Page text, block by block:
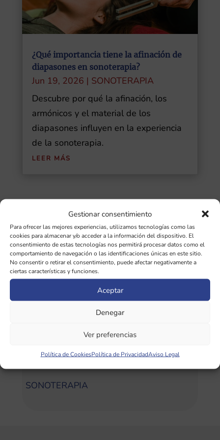
Gestionar consentimiento
Para ofrecer las mejores experiencias, utilizamos tecnologías como las
cookies para almacenar y/o acceder a la información del dispositivo. El
consentimiento de estas tecnologías nos permitirá procesar datos como el
comportamiento de navegación o las identificaciones únicas en este sitio.
No consentir o retirar el consentimiento, puede afectar negativamente a
ciertas características y funciones.
Aceptar
Denegar
Ver preferencias
Política de CookiesPolítica de PrivacidadAviso Legal
¿Qué importancia tiene la afinación de
diapasones en sonoterapia?
Jun 19, 2026 | SONOTERAPIA
Descubre por qué la afinación, los
armónicos y el material de los
diapasones influyen en la experiencia
de la sonoterapia.
LEER MÁS
Ultimas Entradas
Diapasones binaurales: guía completa de
las 5 frecuencias cerebrales y sus
beneficios
¿Qué importancia tiene la afinación de
diapasones en sonoterapia?
Categorías
SONOTERAPIA